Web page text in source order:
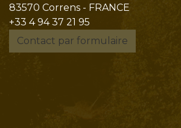
83570 Correns - FRANCE
+33 4 94 37 21 95
Contact par formulaire